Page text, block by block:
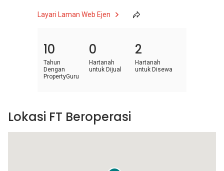
Layari Laman Web Ejen
10
Tahun
Dengan
PropertyGuru
0
Hartanah
untuk Dijual
2
Hartanah
untuk Disewa
Lokasi FT Beroperasi